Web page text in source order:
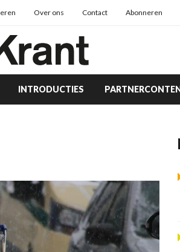
Over ons Contact Abonneren
INTRODUCTIES